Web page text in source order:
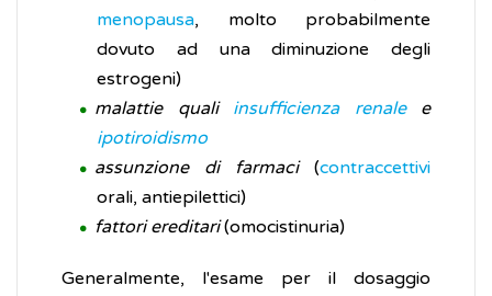
menopausa, molto probabilmente
dovuto ad una diminuzione degli
estrogeni)
malattie quali insufficienza renalee
ipotiroidismo
assunzione di farmaci(contraccettivi
orali, antiepilettici)
fattori ereditari(omocistinuria)
Generalmente, l'esame per il dosaggio